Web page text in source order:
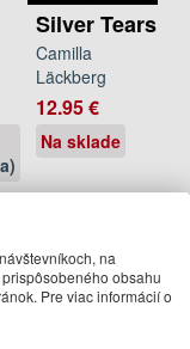
Silver Tears
Camilla
Läckberg
12.95 €
Na sklade
na
obsahu
Pre viac informácií o